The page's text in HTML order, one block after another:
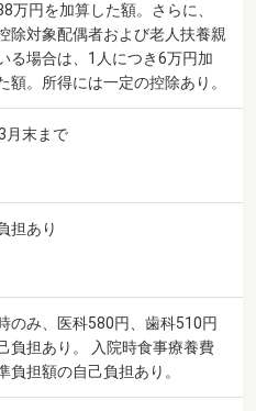
万円を加算した額。さらに、
除対象配偶者および老人扶養親
る場合は、1人につき6万円加
額。所得には一定の控除あり。
月末まで
担あり
のみ、医科580円、歯科510円
負担あり。 入院時食事療養費
負担額の自己負担あり。